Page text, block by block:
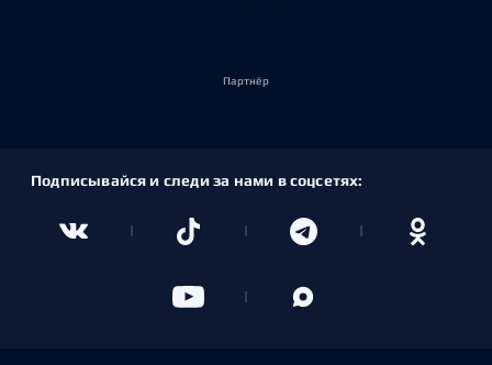
Партнёр
Подписывайся и следи за нами в соцсетях: